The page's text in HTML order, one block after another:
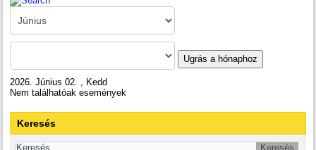
Ugrás a hónaphoz
2026. Június 02. , Kedd
Nem találhatóak események
Keresés